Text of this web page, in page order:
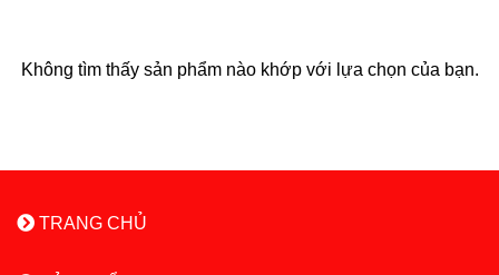
Không tìm thấy sản phẩm nào khớp với lựa chọn của bạn.
TRANG CHỦ